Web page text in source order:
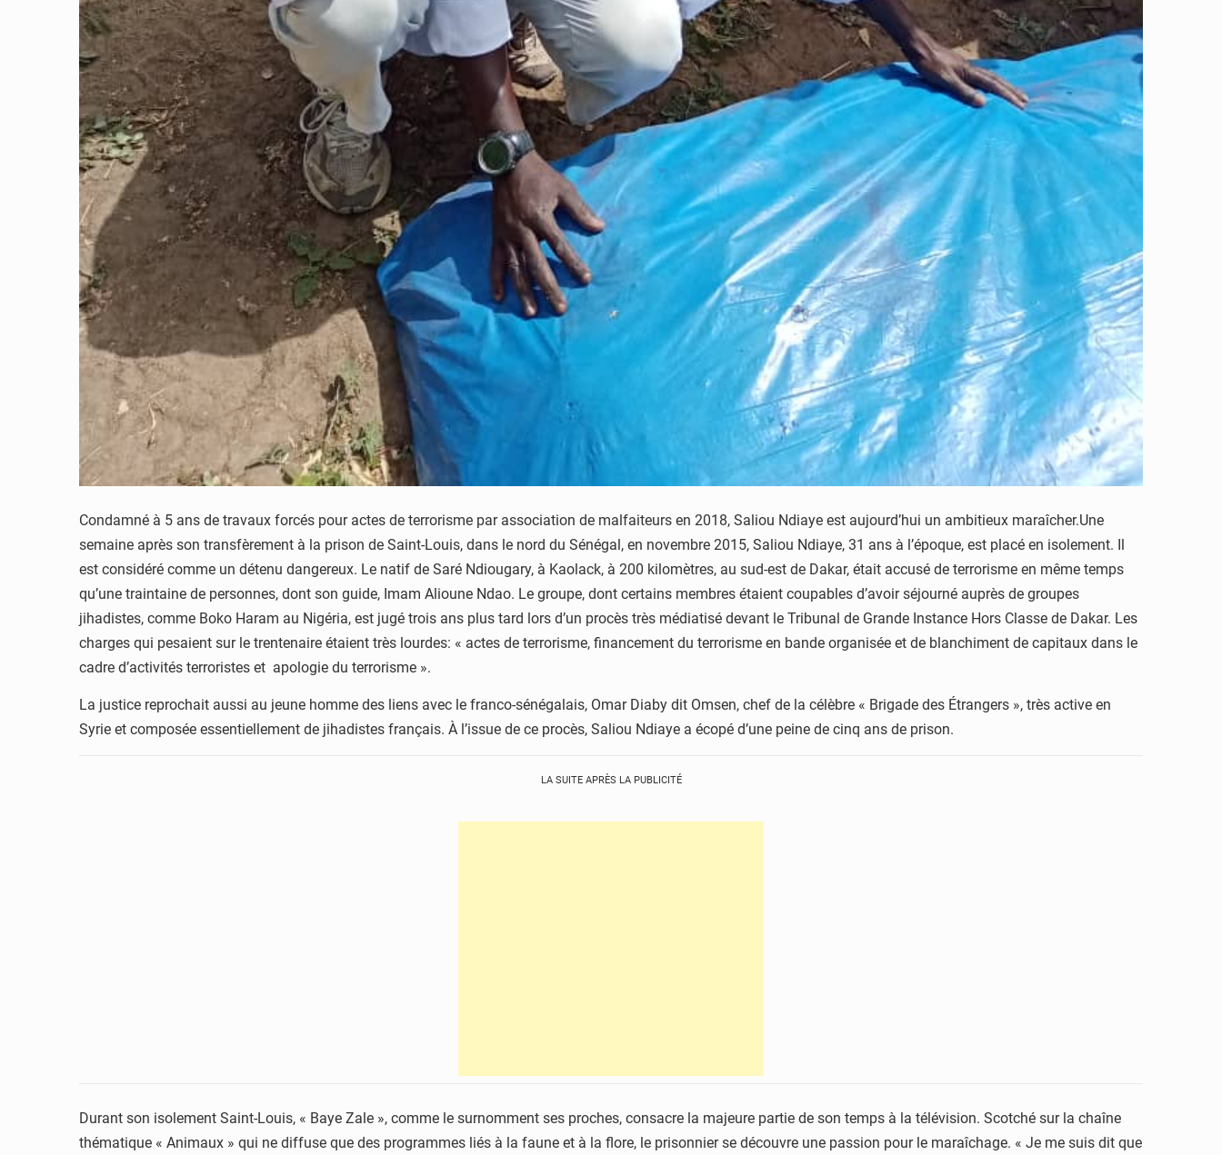
Condamné à 5 ans de travaux forcés pour actes de terrorisme par association de malfaiteurs en 2018, Saliou Ndiaye est aujourd’hui un ambitieux maraîcher.Une
semaine après son transfèrement à la prison de Saint-Louis, dans le nord du Sénégal, en novembre 2015, Saliou Ndiaye, 31 ans à l’époque, est placé en isolement. Il
est considéré comme un détenu dangereux. Le natif de Saré Ndiougary, à Kaolack, à 200 kilomètres, au sud-est de Dakar, était accusé de terrorisme en même temps
qu’une traintaine de personnes, dont son guide, Imam Alioune Ndao. Le groupe, dont certains membres étaient coupables d’avoir séjourné auprès de groupes
jihadistes, comme Boko Haram au Nigéria, est jugé trois ans plus tard lors d’un procès très médiatisé devant le Tribunal de Grande Instance Hors Classe de Dakar. Les
charges qui pesaient sur le trentenaire étaient très lourdes: « actes de terrorisme, financement du terrorisme en bande organisée et de blanchiment de capitaux dans le
cadre d’activités terroristes et apologie du terrorisme ».
La justice reprochait aussi au jeune homme des liens avec le franco-sénégalais, Omar Diaby dit Omsen, chef de la célèbre « Brigade des Étrangers », très active en
Syrie et composée essentiellement de jihadistes français. À l’issue de ce procès, Saliou Ndiaye a écopé d’une peine de cinq ans de prison.
LA SUITE APRÈS LA PUBLICITÉ
Durant son isolement Saint-Louis, « Baye Zale », comme le surnomment ses proches, consacre la majeure partie de son temps à la télévision. Scotché sur la chaîne
thématique « Animaux » qui ne diffuse que des programmes liés à la faune et à la flore, le prisonnier se découvre une passion pour le maraîchage. « Je me suis dit que